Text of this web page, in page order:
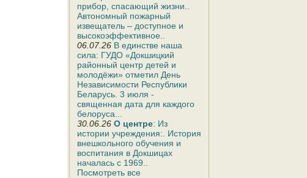
прибор, спасающий жизни..
Автономный пожарный
извещатель – доступное и
высокоэффективное..
06.07.26 В единстве наша
сила: ГУДО «Докшицкий
районный центр детей и
молодёжи» отметил День
Независимости Республики
Беларусь. 3 июля -
священная дата для каждого
белоруса...
30.06.26 О центре: Из
истории учреждения:. История
внешкольного обучения и
воспитания в Докшицах
началась с 1969..
Посмотреть все